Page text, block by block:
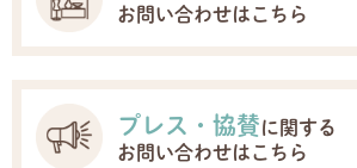
お問い合わせはこちら
プレス・協賛に関する
お問い合わせはこちら